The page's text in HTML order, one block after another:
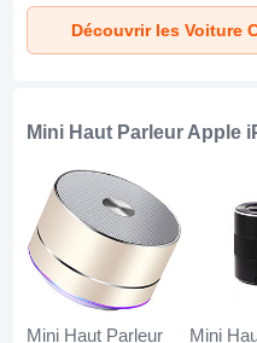
K10 pour Apple
iPhone 15 Noir
K07
iPhone
Découvrir les Voiture
Mini Haut Parleur Apple
Mini Haut Parleur
Mini